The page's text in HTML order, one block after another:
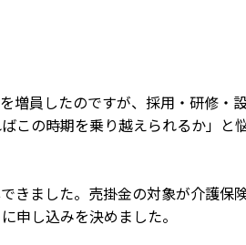
員したのですが、採用・研修
の時期を乗り越えられるか」
ました。売掛金の対象が介護
申し込みを決めました。